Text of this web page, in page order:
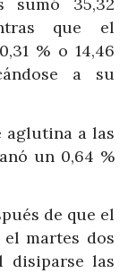
sumó 35,32
que el
% o 14,46
a su
aglutina a las
un 0,64 %
de que el
martes dos
disiparse las